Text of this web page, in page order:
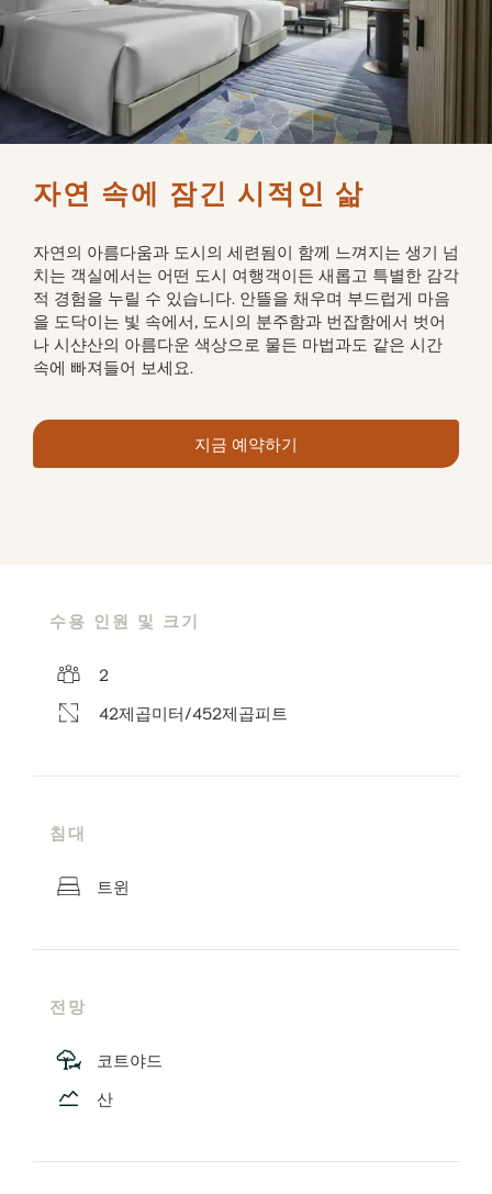
자연 속에 잠긴 시적인 삶
자연의 아름다움과 도시의 세련됨이 함께 느껴지는 생기 넘
치는 객실에서는 어떤 도시 여행객이든 새롭고 특별한 감각
적 경험을 누릴 수 있습니다. 안뜰을 채우며 부드럽게 마음
을 도닥이는 빛 속에서, 도시의 분주함과 번잡함에서 벗어
나 시샨산의 아름다운 색상으로 물든 마법과도 같은 시간
속에 빠져들어 보세요.
지금 예약하기
수용 인원 및 크기
2
42제곱미터/452제곱피트
침대
트윈
전망
코트야드
산